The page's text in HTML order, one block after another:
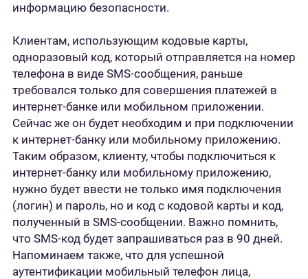
информацию безопасности.
Клиентам, использующим кодовые карты,
одноразовый код, который отправляется на номер
телефона в виде SMS-сообщения, раньше
требовался только для совершения платежей в
интернет-банке или мобильном приложении.
Сейчас же он будет необходим и при подключении
к интернет-банку или мобильному приложению.
Таким образом, клиенту, чтобы подключиться к
интернет-банку или мобильному приложению,
нужно будет ввести не только имя подключения
(логин) и пароль, но и код с кодовой карты и код,
полученный в SMS-сообщении. Важно помнить,
что SMS-код будет запрашиваться раз в 90 дней.
Напоминаем также, что для успешной
аутентификации мобильный телефон лица,